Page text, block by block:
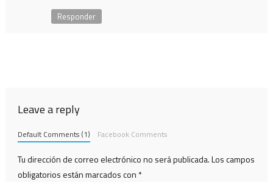
Responder
Leave a reply
Default Comments (1) Facebook Comments
Tu dirección de correo electrónico no será publicada.Los campos
obligatorios están marcados con *